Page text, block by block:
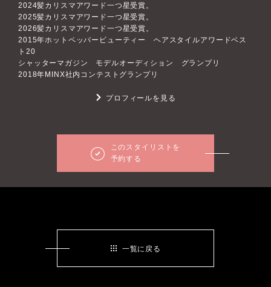
2024髪カリスマアワード一つ星受賞。
2025髪カリスマアワード一つ星受賞。
2026髪カリスマアワード一つ星受賞。
2015年ホットペッパービューティー ヘアスタイルアワードベス
ト20
シャッターマガジン モデルオーディション グランプリ
2018年MINX社内コンテストグランプリ
プロフィールを見る
このスタイリストを
予約する
一覧に戻る